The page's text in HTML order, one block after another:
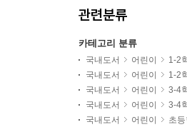
관련분류
카테고리 분류
국내도서 어린이 1-2
국내도서
어린이 1-2
국내도서
어린이 3-4
국내도서
어린이 3-4
국내도서
어린이 초